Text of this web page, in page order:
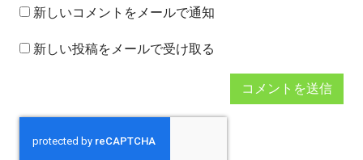
新しいコメントをメールで通知
新しい投稿をメールで受け取る